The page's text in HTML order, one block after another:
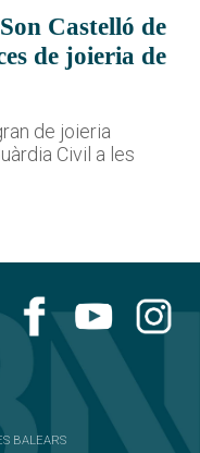
Castelló de
de joieria de
de joieria
Civil a les
BALEARS